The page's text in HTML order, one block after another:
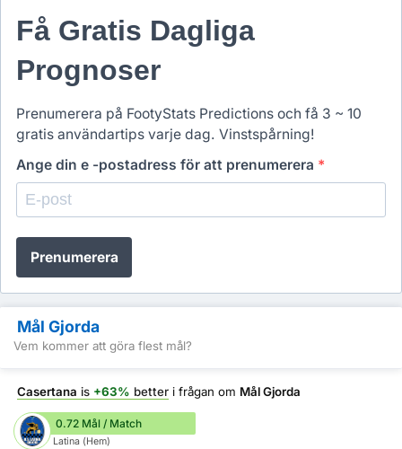
Få Gratis Dagliga
Prognoser
Prenumerera på FootyStats Predictions och få 3 ~ 10
gratis användartips varje dag. Vinstspårning!
Ange din e -postadress för att prenumerera *
Prenumerera
Mål Gjorda
Vem kommer att göra flest mål?
Casertana is +63% better i frågan om Mål Gjorda
0.72 Mål / Match
Latina (Hem)